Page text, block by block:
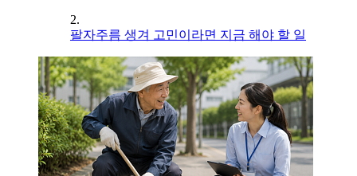
2.
팔자주름 생겨 고민이라면 지금 해야 할 일